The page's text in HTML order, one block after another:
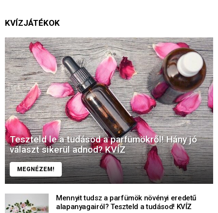
KVÍZJÁTÉKOK
Teszteld le a tudásod a parfümökről! Hány jó
választ sikerül adnod? KVÍZ
MEGNÉZEM!
Mennyit tudsz a parfümök növényi eredetű
alapanyagairól? Teszteld a tudásod! KVÍZ